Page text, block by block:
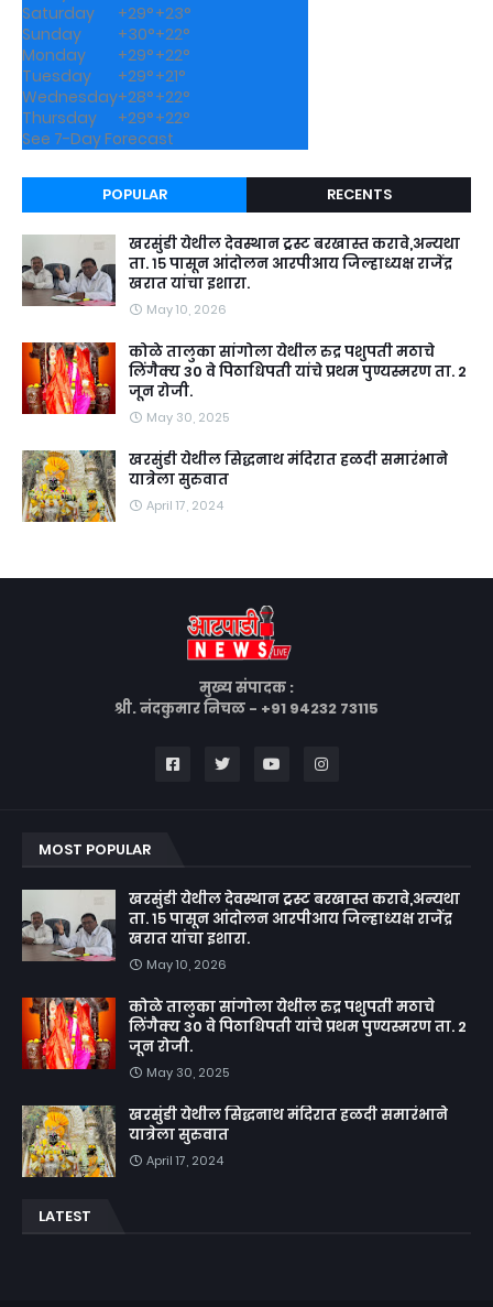
Saturday
+29°+23°
Sunday
+30°+22°
Monday
+29°+22°
Tuesday
+29°+21°
Wednesday+28°+22°
Thursday
+29°+22°
See 7-Day Forecast
POPULAR RECENTS
खरसुंडी येथील देवस्थान ट्रस्ट बरखास्त करावे,अन्यथा
ता. १५ पासून आंदोलन आरपीआय जिल्हाध्यक्ष राजेंद्र
खरात यांचा इशारा.
May 10, 2026
कोळे तालुका सांगोला येथील रुद्र पशुपती मठाचे
लिंगैक्य 30 वे पिठाधिपती यांचे प्रथम पुण्यस्मरण ता. 2
जून रोजी.
May 30, 2025
खरसुंडी येथील सिद्धनाथ मंदिरात हळदी समारंभाने
यात्रेला सुरुवात
April 17, 2024
मुख्य संपादक :
श्री. नंदकुमार निचळ - +91 94232 73115
MOST POPULAR
खरसुंडी येथील देवस्थान ट्रस्ट बरखास्त करावे,अन्यथा
ता. १५ पासून आंदोलन आरपीआय जिल्हाध्यक्ष राजेंद्र
खरात यांचा इशारा.
May 10, 2026
कोळे तालुका सांगोला येथील रुद्र पशुपती मठाचे
लिंगैक्य 30 वे पिठाधिपती यांचे प्रथम पुण्यस्मरण ता. 2
जून रोजी.
May 30, 2025
खरसुंडी येथील सिद्धनाथ मंदिरात हळदी समारंभाने
यात्रेला सुरुवात
April 17, 2024
LATEST